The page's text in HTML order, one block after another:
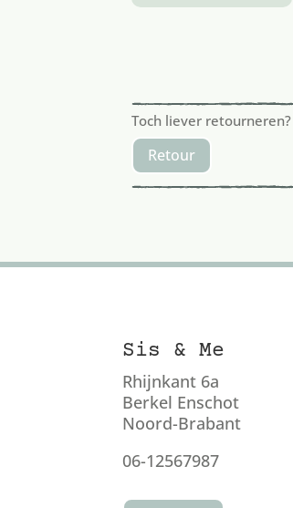
Toch liever
Retour
Sis & Me
Rhijnkant 6a
Berkel Enschot
Noord-Brabant
06-12567987